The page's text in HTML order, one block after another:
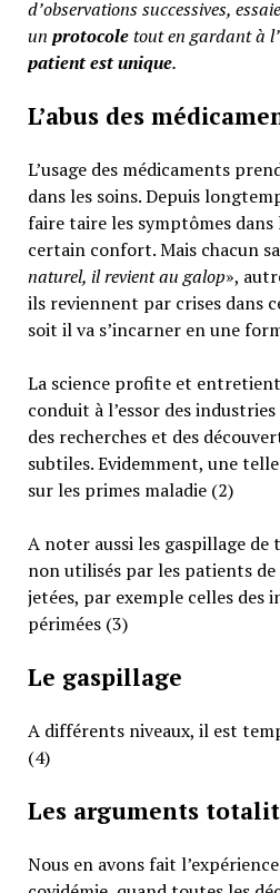
d’observations successives,
un protocoletout en gardant à
patient est unique.
L’abus des
L’usage des médicaments
dans les soins. Depuis
faire taire les symptômes
certain confort. Mais chacun
naturel, il revient au galop»,
ils reviennent par crises dans
soit il va s’incarner en une
La science profite et
conduit à l’essor des
des recherches et des
subtiles. Evidemment, une
sur les primes maladie (2)
A noter aussi les gaspillage de
non utilisés par les patients de
jetées, par exemple celles des
périmées (3)
Le gaspillage
A différents niveaux, il est
(4)
Les arguments
Nous en avons fait